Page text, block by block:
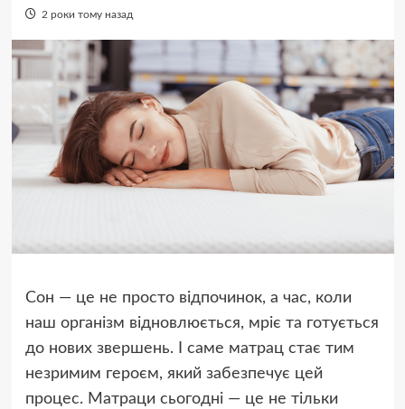
2 роки тому назад
Сон — це не просто відпочинок, а час, коли
наш організм відновлюється, мріє та готується
до нових звершень. І саме матрац стає тим
незримим героєм, який забезпечує цей
процес. Матраци сьогодні — це не тільки